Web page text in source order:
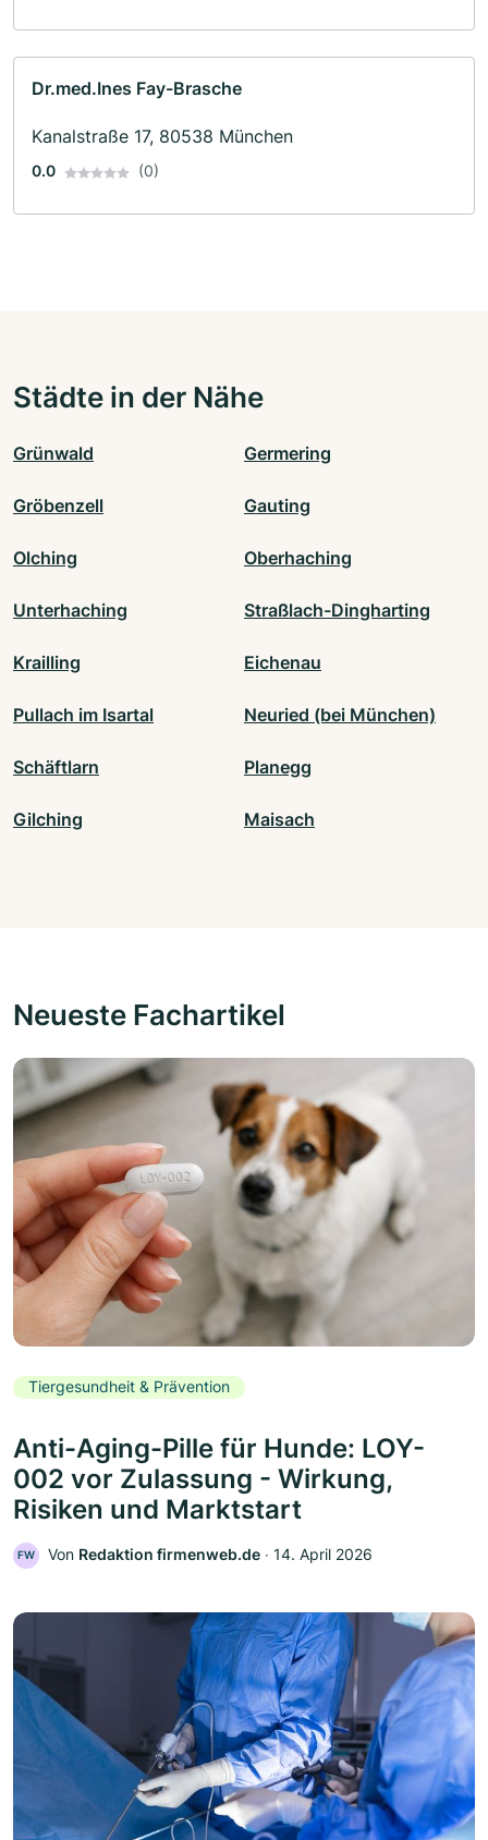
Dr.med.Ines Fay-Brasche
Kanalstraße 17, 80538 München
0.0 (0)
Städte in der Nähe
Grünwald Germering
Gröbenzell Gauting
Olching Oberhaching
Unterhaching Straßlach-Dingharting
Krailling Eichenau
Pullach im Isartal Neuried (bei München)
Schäftlarn Planegg
Gilching Maisach
Neueste Fachartikel
Tiergesundheit & Prävention
Anti-Aging-Pille für Hunde: LOY-
002 vor Zulassung - Wirkung,
Risiken und Marktstart
FW Von Redaktion firmenweb.de ‧ 14. April 2026